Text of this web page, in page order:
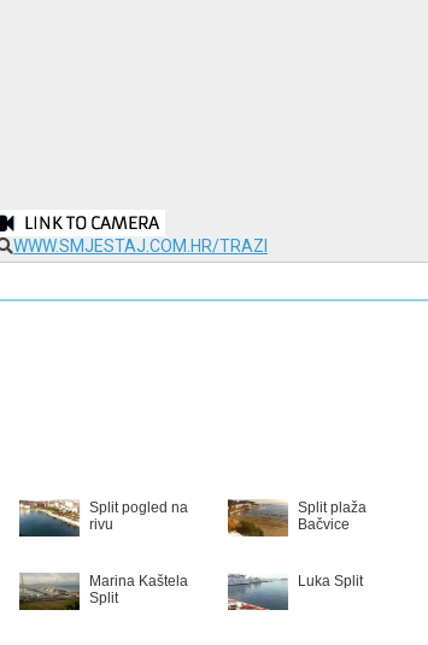
WWW.SMJESTAJ.COM.HR/TRAZI
Split pogled na
rivu
Split plaža
Bačvice
Marina Kaštela
Split
Luka Split